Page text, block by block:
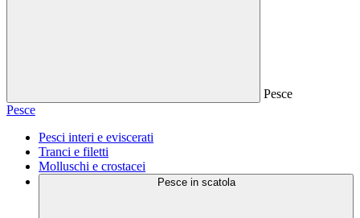
Pesce
Pesce
Pesci interi e eviscerati
Tranci e filetti
Molluschi e crostacei
Pesce in scatola